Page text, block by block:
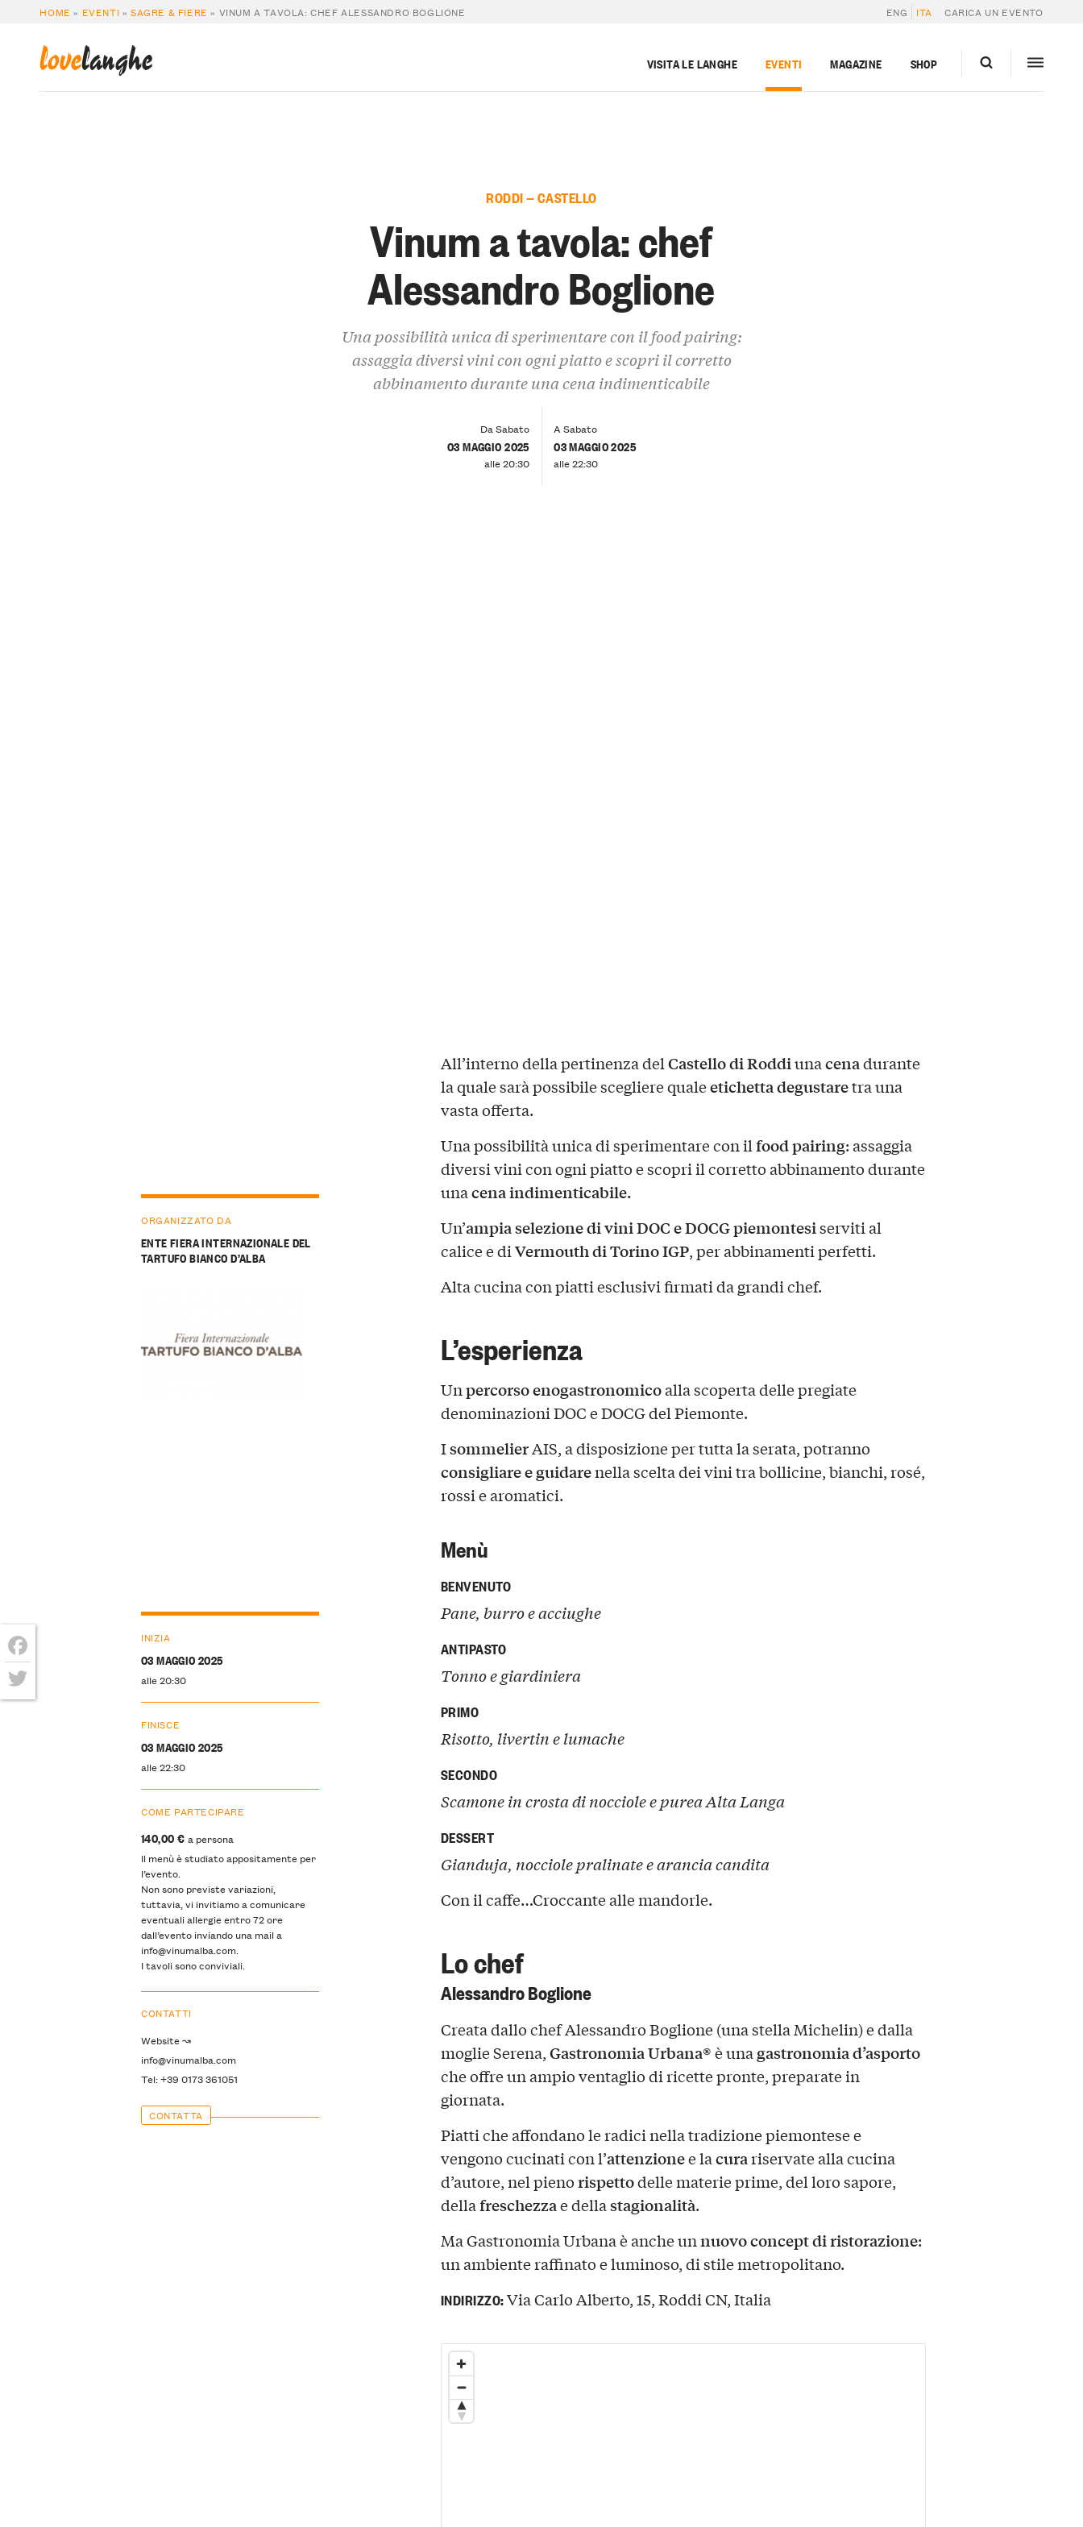
HOME » EVENTI »SAGRE & FIERE » VINUM A TAVOLA: CHEF ALESSANDRO BOGLIONE ENG ITA CARICA UN EVENTO
lovelanghe VISITA LE LANGHE EVENTI MAGAZINE SHOP
RODDI — CASTELLO
Vinum a tavola: chef
Alessandro Boglione
Una possibilità unica di sperimentare con il food pairing:
assaggia diversi vini con ogni piatto e scopri il corretto
abbinamento durante una cena indimenticabile
Da Sabato
03 MAGGIO 2025
alle 20:30
A Sabato
03 MAGGIO 2025
alle 22:30
All’interno della pertinenza delCastello di Roddiunacenadurante
la quale sarà possibile scegliere qualeetichettadegustaretra una
vasta offerta.
Una possibilità unica di sperimentare con ilfood pairing: assaggia
diversi vini con ogni piatto e scopri il corretto abbinamento durante
unacena indimenticabile.
Un’ampia selezione di vini DOC e DOCG piemontesiserviti al
calice e diVermouth di Torino IGP, per abbinamenti perfetti.
Alta cucina con piatti esclusivi firmati da grandi chef.
L’esperienza
Unpercorso enogastronomicoalla scoperta delle pregiate
denominazioni DOC e DOCG del Piemonte.
IsommelierAIS, a disposizione per tutta la serata, potranno
consigliare e guidarenella scelta dei vini tra bollicine, bianchi, rosé,
rossi e aromatici.
Menù
BENVENUTO
Pane, burro e acciughe
ANTIPASTO
Tonno e giardiniera
PRIMO
Risotto, livertin e lumache
SECONDO
Scamone in crosta di nocciole e purea Alta Langa
DESSERT
Gianduja, nocciole pralinate e arancia candita
Con il caffe…Croccante alle mandorle.
Lo chef
Alessandro Boglione
Creata dallo chef Alessandro Boglione (una stella Michelin) e dalla
moglie Serena,Gastronomia Urbana®è unagastronomia d’asporto
che offre un ampio ventaglio di ricette pronte, preparate in
giornata.
Piatti che affondano le radici nella tradizione piemontese e
vengono cucinati con l’attenzionee lacurariservate alla cucina
d’autore, nel pienorispettodelle materie prime, del loro sapore,
dellafreschezzae dellastagionalità.
Ma Gastronomia Urbana è anche unnuovo concept di ristorazione:
un ambiente raffinato e luminoso, di stile metropolitano.
ORGANIZZATO DA
ENTE FIERA INTERNAZIONALE DEL
TARTUFO BIANCO D’ALBA
INIZIA
03 MAGGIO 2025
alle 20:30
FINISCE
03 MAGGIO 2025
alle 22:30
COME PARTECIPARE
140,00 € a persona
Il menù è studiato appositamente per
l’evento.
Non sono previste variazioni,
tuttavia, vi invitiamo a comunicare
eventuali allergie entro 72 ore
dall’evento inviando una mail a
info@vinumalba.com.
I tavoli sono conviviali.
CONTATTI
Website ↝
info@vinumalba.com
Tel: +39 0173 361051
CONTATTA
INDIRIZZO:Via Carlo Alberto, 15, Roddi CN, Italia
Facebook
Twitter